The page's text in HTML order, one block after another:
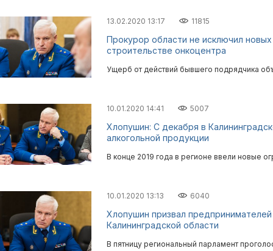
13.02.2020 13:17 11815
Прокурор области не исключил
строительстве онкоцентра
Ущерб от действий бывшего подрядчика
10.01.2020 14:41 5007
Хлопушин: С декабря в
алкогольной продукции
В конце 2019 года в регионе ввели новые
10.01.2020 13:13 6040
Хлопушин призвал
Калининградской области
В пятницу региональный парламент